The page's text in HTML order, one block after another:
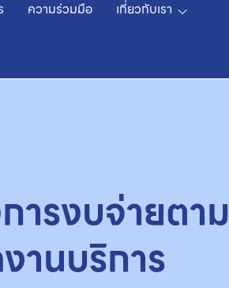
ความร่วมมือ เกี่ยวกับเรา
ารงบจ่ายตาม
นบริการ